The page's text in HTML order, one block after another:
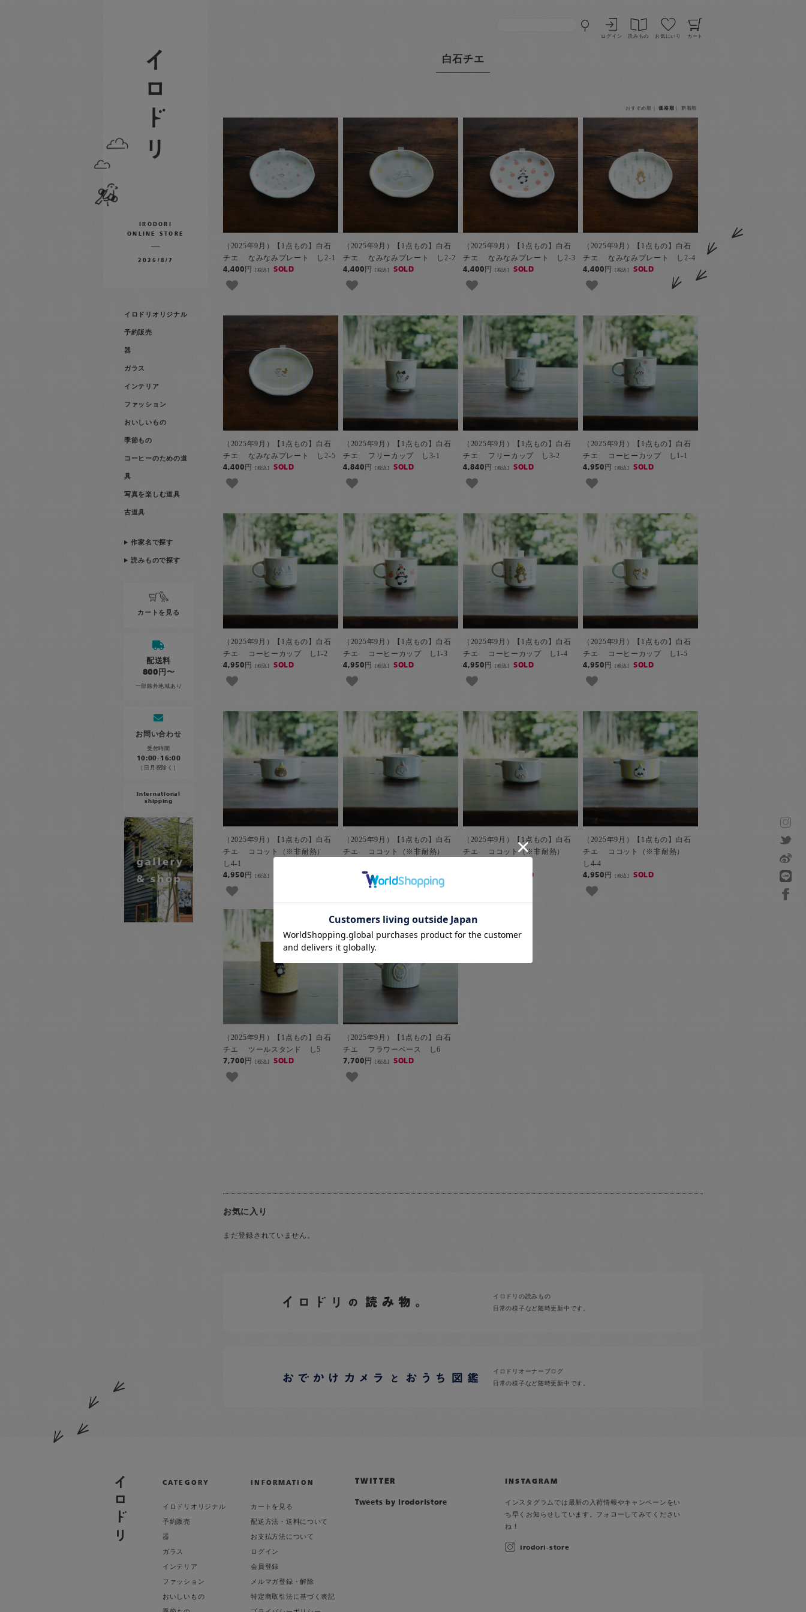
ログイン 読みもの お気にいり カート
IRODORI
ONLINE STORE
2026/8/7
イロドリオリジナル
予約販売
器
ガラス
インテリア
ファッション
おいしいもの
季節もの
コーヒーのための道
具
写真を楽しむ道具
古道具
作家名で探す
読みもので探す
カートを見る
配送料
800円〜
一部除外地域あり
お問い合わせ
受付時間
10:00-16:00
［日月祝除く］
international
shipping
白石チエ
おすすめ順 ｜価格順 新着順
（2025年9月）【1点もの】白石
チエ なみなみプレート し2-1
4,400円[税込] SOLD
（2025年9月）【1点もの】白石
チエ なみなみプレート し2-2
4,400円[税込] SOLD
（2025年9月）【1点もの】白石
チエ なみなみプレート し2-3
4,400円[税込] SOLD
（2025年9月）【1点もの】白石
チエ なみなみプレート し2-4
4,400円[税込] SOLD
（2025年9月）【1点もの】白石
チエ なみなみプレート し2-5
4,400円[税込] SOLD
（2025年9月）【1点もの】白石
チエ フリーカップ し3-1
4,840円[税込] SOLD
（2025年9月）【1点もの】白石
チエ フリーカップ し3-2
4,840円[税込] SOLD
（2025年9月）【1点もの】白石
チエ コーヒーカップ し1-1
4,950円[税込] SOLD
（2025年9月）【1点もの】白石
チエ コーヒーカップ し1-2
4,950円[税込] SOLD
（2025年9月）【1点もの】白石
チエ コーヒーカップ し1-3
4,950円[税込] SOLD
（2025年9月）【1点もの】白石
チエ コーヒーカップ し1-4
4,950円[税込] SOLD
（2025年9月）【1点もの】白石
チエ コーヒーカップ し1-5
4,950円[税込] SOLD
（2025年9月）【1点もの】白石
チエ ココット（※非耐熱）
し4-1
4,950円[税込]
（2025年9月）【1点もの】白石
チエ ココット（※非耐熱）
4,950円 [税込] SOLD
（2025年9月）【1点もの】白石
チエ ココット（※非耐熱）
SOLD
（2025年9月）【1点もの】白石
チエ ココット（※非耐熱）
し4-4
4,950円[税込] SOLD
（2025年9月）【1点もの】白石
チエ ツールスタンド し5
7,700円[税込] SOLD
（2025年9月）【1点もの】白石
チエ フラワーベース し6
7,700円[税込] SOLD
お気に入り
まだ登録されていません。
イロドリの読みもの
日常の様子など随時更新中です。
イロドリオーナーブログ
日常の様子など随時更新中です。
CATEGORY
イロドリオリジナル
予約販売
器
ガラス
インテリア
ファッション
おいしいもの
INFORMATION
カートを見る
配送方法・送料について
お支払方法について
ログイン
会員登録
メルマガ登録・解除
特定商取引法に基づく表記
TWITTER
Tweets by irodoristore
INSTAGRAM
インスタグラムでは最新の入荷情報やキャンペーンをい
ち早くお知らせしています。フォローしてみてください
ね！
irodori-store